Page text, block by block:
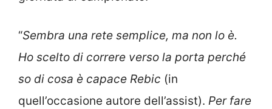
“Sembra una rete semplice, ma non lo è.
Ho scelto di correre verso la porta perché
so di cosa è capace Rebic (in
quell’occasione autore dell’assist). Per fare